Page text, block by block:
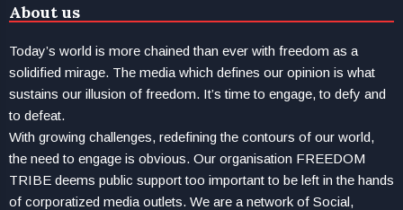
About us
Today’s world is more chained than ever with freedom as a
solidified mirage. The media which defines our opinion is what
sustains our illusion of freedom. It’s time to engage, to defy and
to defeat.
With growing challenges, redefining the contours of our world,
the need to engage is obvious. Our organisation FREEDOM
TRIBE deems public support too important to be left in the hands
of corporatized media outlets. We are a network of Social,